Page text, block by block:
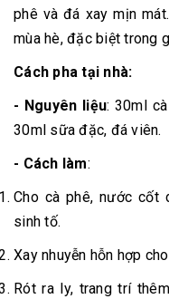
phê và đá xay mịn
mùa hè, đặc biệt trong
Cách pha tại nhà:
- Nguyên liệu: 30ml
30ml sữa đặc, đá viên.
- Cách làm:
Cho cà phê, nước cốt
sinh tố.
Xay nhuyễn hỗn hợp
Rót ra ly, trang trí